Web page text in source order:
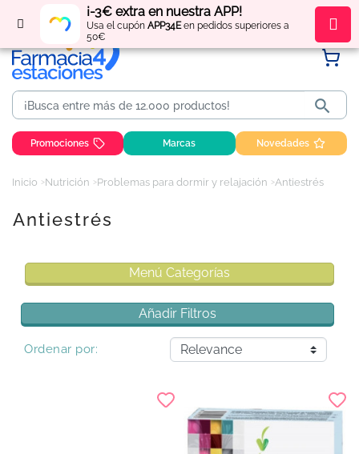
¡-3€ extra en nuestra APP!
Usa el cupón APP34Een pedidos superiores a
50€
Regístratey obténpuntos por tus compras

Promociones Marcas Novedades
Inicio Nutrición Problemas para dormir y relajación Antiestrés
Antiestrés
Menú Categorías
Añadir Filtros
Ordenar por: